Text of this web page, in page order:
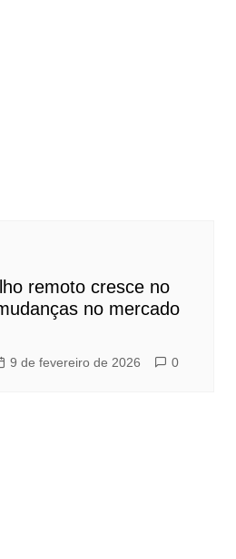
remoto cresce no
no mercado
9 de fevereiro de 2026 0